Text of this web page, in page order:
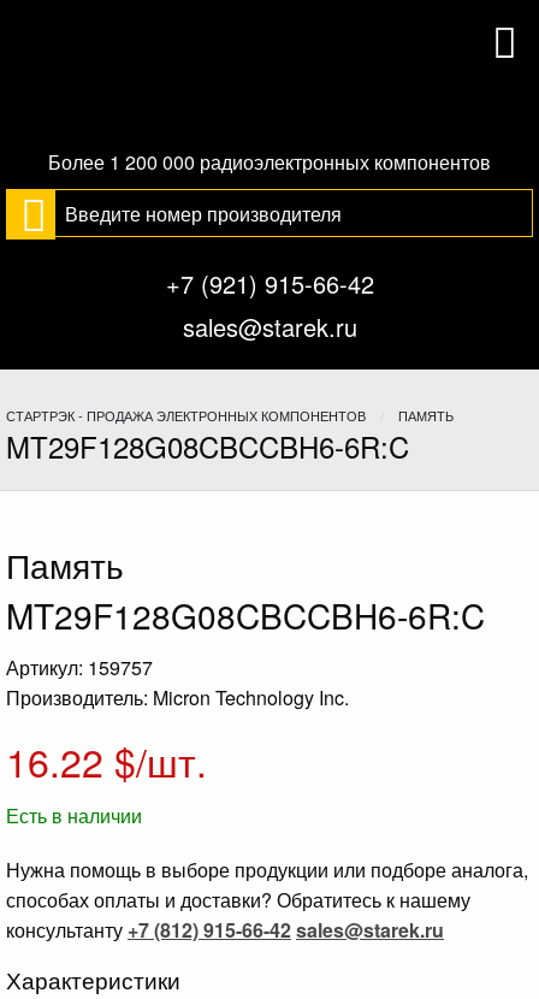
Более 1 200 000 радиоэлектронных компонентов
+7 (921) 915-66-42
sales@starek.ru
СТАРТРЭК - ПРОДАЖА ЭЛЕКТРОННЫХ КОМПОНЕНТОВ ПАМЯТЬ
MT29F128G08CBCCBH6-6R:C
Память
MT29F128G08CBCCBH6-6R:C
Артикул: 159757
Производитель: Micron Technology Inc.
16.22 $/шт.
Есть в наличии
Нужна помощь в выборе продукции или подборе аналога,
способах оплаты и доставки? Обратитесь к нашему
консультанту +7 (812) 915-66-42sales@starek.ru
Характеристики